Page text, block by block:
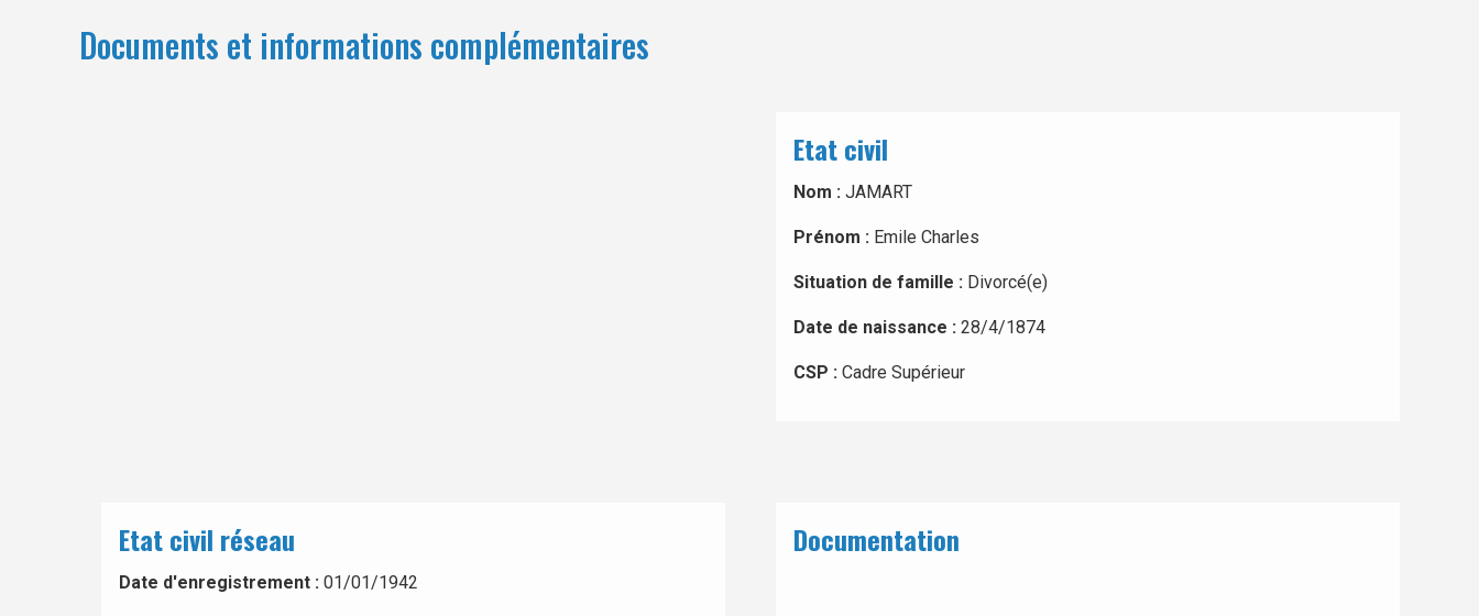
Documents et informations complémentaires
Etat civil
Nom : JAMART
Prénom : Emile Charles
Situation de famille : Divorcé(e)
Date de naissance : 28/4/1874
CSP : Cadre Supérieur
Etat civil réseau
Date d'enregistrement : 01/01/1942
Documentation